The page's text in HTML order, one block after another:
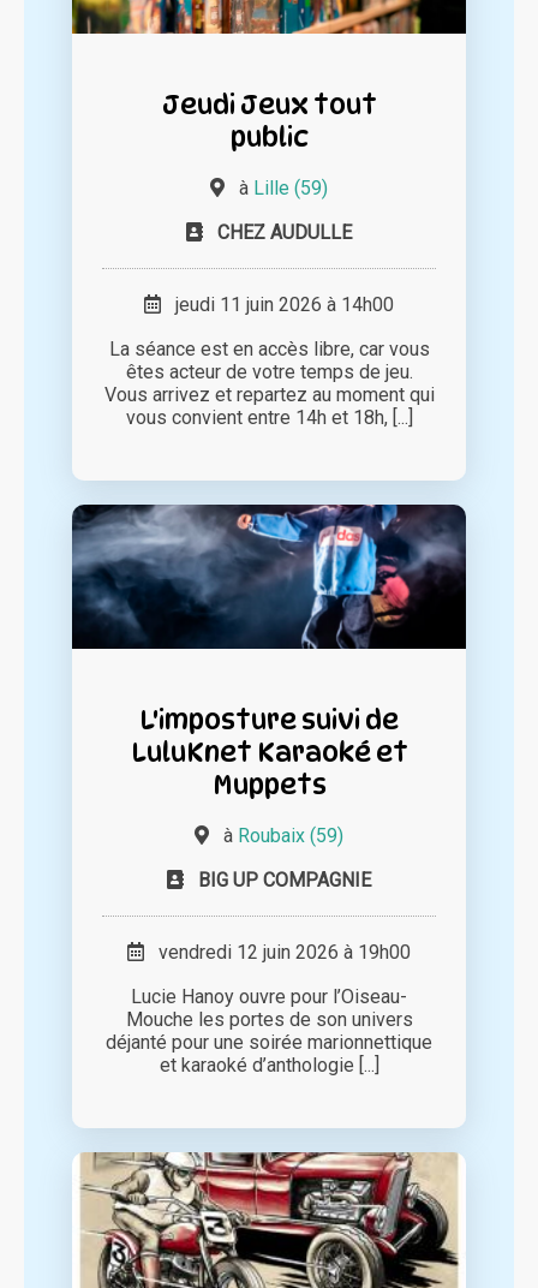
Jeudi Jeux tout
public
à Lille (59)
CHEZ AUDULLE
jeudi 11 juin 2026 à 14h00
La séance est en accès libre, car vous
êtes acteur de votre temps de jeu.
Vous arrivez et repartez au moment qui
vous convient entre 14h et 18h, [...]
L'imposture suivi de
LuluKnet Karaoké et
Muppets
à Roubaix (59)
BIG UP COMPAGNIE
vendredi 12 juin 2026 à 19h00
Lucie Hanoy ouvre pour l’Oiseau-
Mouche les portes de son univers
déjanté pour une soirée marionnettique
et karaoké d’anthologie [...]